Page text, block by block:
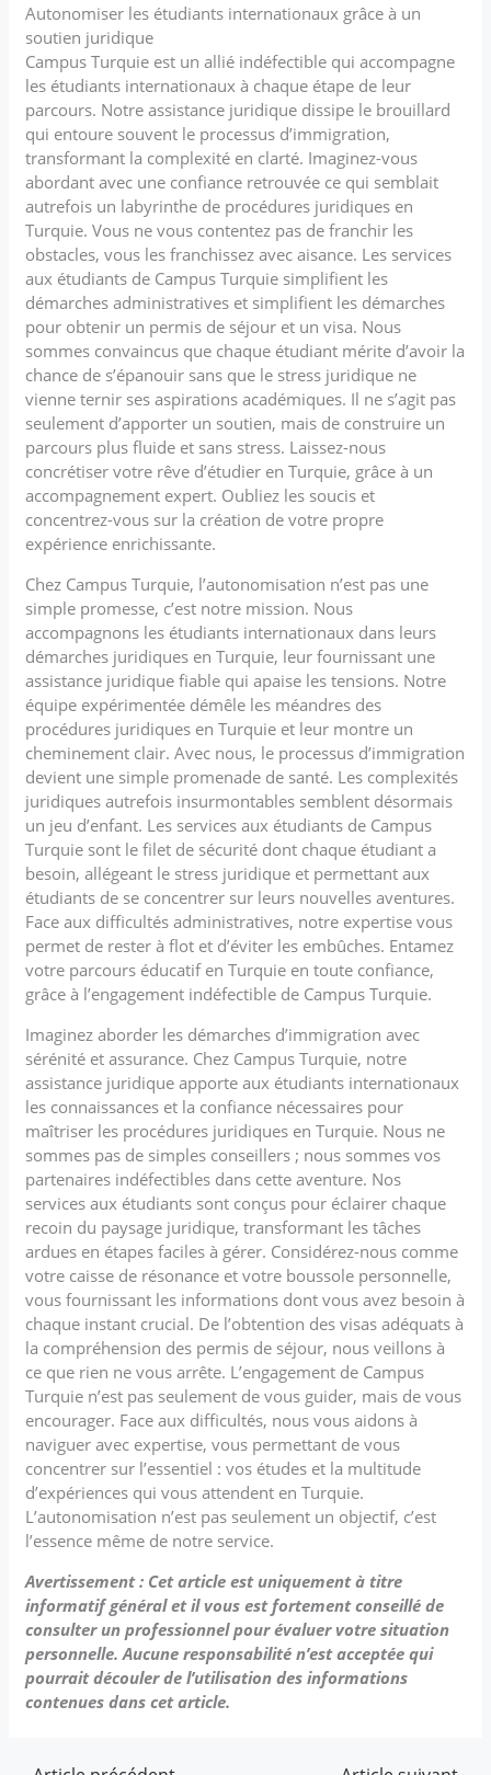
Autonomiser les étudiants internationaux grâce à un
soutien juridique
Campus Turquie est un allié indéfectible qui accompagne
les étudiants internationaux à chaque étape de leur
parcours. Notre assistance juridique dissipe le brouillard
qui entoure souvent le processus d’immigration,
transformant la complexité en clarté. Imaginez-vous
abordant avec une confiance retrouvée ce qui semblait
autrefois un labyrinthe de procédures juridiques en
Turquie. Vous ne vous contentez pas de franchir les
obstacles, vous les franchissez avec aisance. Les services
aux étudiants de Campus Turquie simplifient les
démarches administratives et simplifient les démarches
pour obtenir un permis de séjour et un visa. Nous
sommes convaincus que chaque étudiant mérite d’avoir la
chance de s’épanouir sans que le stress juridique ne
vienne ternir ses aspirations académiques. Il ne s’agit pas
seulement d’apporter un soutien, mais de construire un
parcours plus fluide et sans stress. Laissez-nous
concrétiser votre rêve d’étudier en Turquie, grâce à un
accompagnement expert. Oubliez les soucis et
concentrez-vous sur la création de votre propre
expérience enrichissante.
Chez Campus Turquie, l’autonomisation n’est pas une
simple promesse, c’est notre mission. Nous
accompagnons les étudiants internationaux dans leurs
démarches juridiques en Turquie, leur fournissant une
assistance juridique fiable qui apaise les tensions. Notre
équipe expérimentée démêle les méandres des
procédures juridiques en Turquie et leur montre un
cheminement clair. Avec nous, le processus d’immigration
devient une simple promenade de santé. Les complexités
juridiques autrefois insurmontables semblent désormais
un jeu d’enfant. Les services aux étudiants de Campus
Turquie sont le filet de sécurité dont chaque étudiant a
besoin, allégeant le stress juridique et permettant aux
étudiants de se concentrer sur leurs nouvelles aventures.
Face aux difficultés administratives, notre expertise vous
permet de rester à flot et d’éviter les embûches. Entamez
votre parcours éducatif en Turquie en toute confiance,
grâce à l’engagement indéfectible de Campus Turquie.
Imaginez aborder les démarches d’immigration avec
sérénité et assurance. Chez Campus Turquie, notre
assistance juridique apporte aux étudiants internationaux
les connaissances et la confiance nécessaires pour
maîtriser les procédures juridiques en Turquie. Nous ne
sommes pas de simples conseillers ; nous sommes vos
partenaires indéfectibles dans cette aventure. Nos
services aux étudiants sont conçus pour éclairer chaque
recoin du paysage juridique, transformant les tâches
ardues en étapes faciles à gérer. Considérez-nous comme
votre caisse de résonance et votre boussole personnelle,
vous fournissant les informations dont vous avez besoin à
chaque instant crucial. De l’obtention des visas adéquats à
la compréhension des permis de séjour, nous veillons à
ce que rien ne vous arrête. L’engagement de Campus
Turquie n’est pas seulement de vous guider, mais de vous
encourager. Face aux difficultés, nous vous aidons à
naviguer avec expertise, vous permettant de vous
concentrer sur l’essentiel : vos études et la multitude
d’expériences qui vous attendent en Turquie.
L’autonomisation n’est pas seulement un objectif, c’est
l’essence même de notre service.
Avertissement : Cet article est uniquement à titre
informatif général et il vous est fortement conseillé de
consulter un professionnel pour évaluer votre situation
personnelle. Aucune responsabilité n’est acceptée qui
pourrait découler de l’utilisation des informations
contenues dans cet article.